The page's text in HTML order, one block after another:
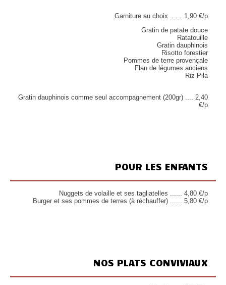
Garniture au choix ...... 1,90 €/p
Gratin de patate douce
Ratatouille
Gratin dauphinois
Risotto forestier
Pommes de terre provençale
Flan de légumes anciens
Riz Pila
Gratin dauphinois comme seul accompagnement (200gr) .... 2,40
€/p
POUR LES ENFANTS
Nuggets de volaille et ses tagliatelles ...... 4,80 €/p
Burger et ses pommes de terres (à réchauffer) ...... 5,80 €/p
NOS PLATS CONVIVIAUX